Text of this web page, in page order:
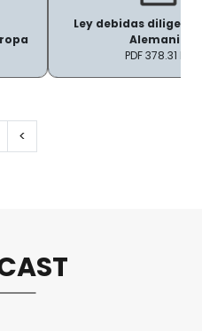
Ley debidas
Alemania
PDF 378.31 KB
página
Página anterior
<